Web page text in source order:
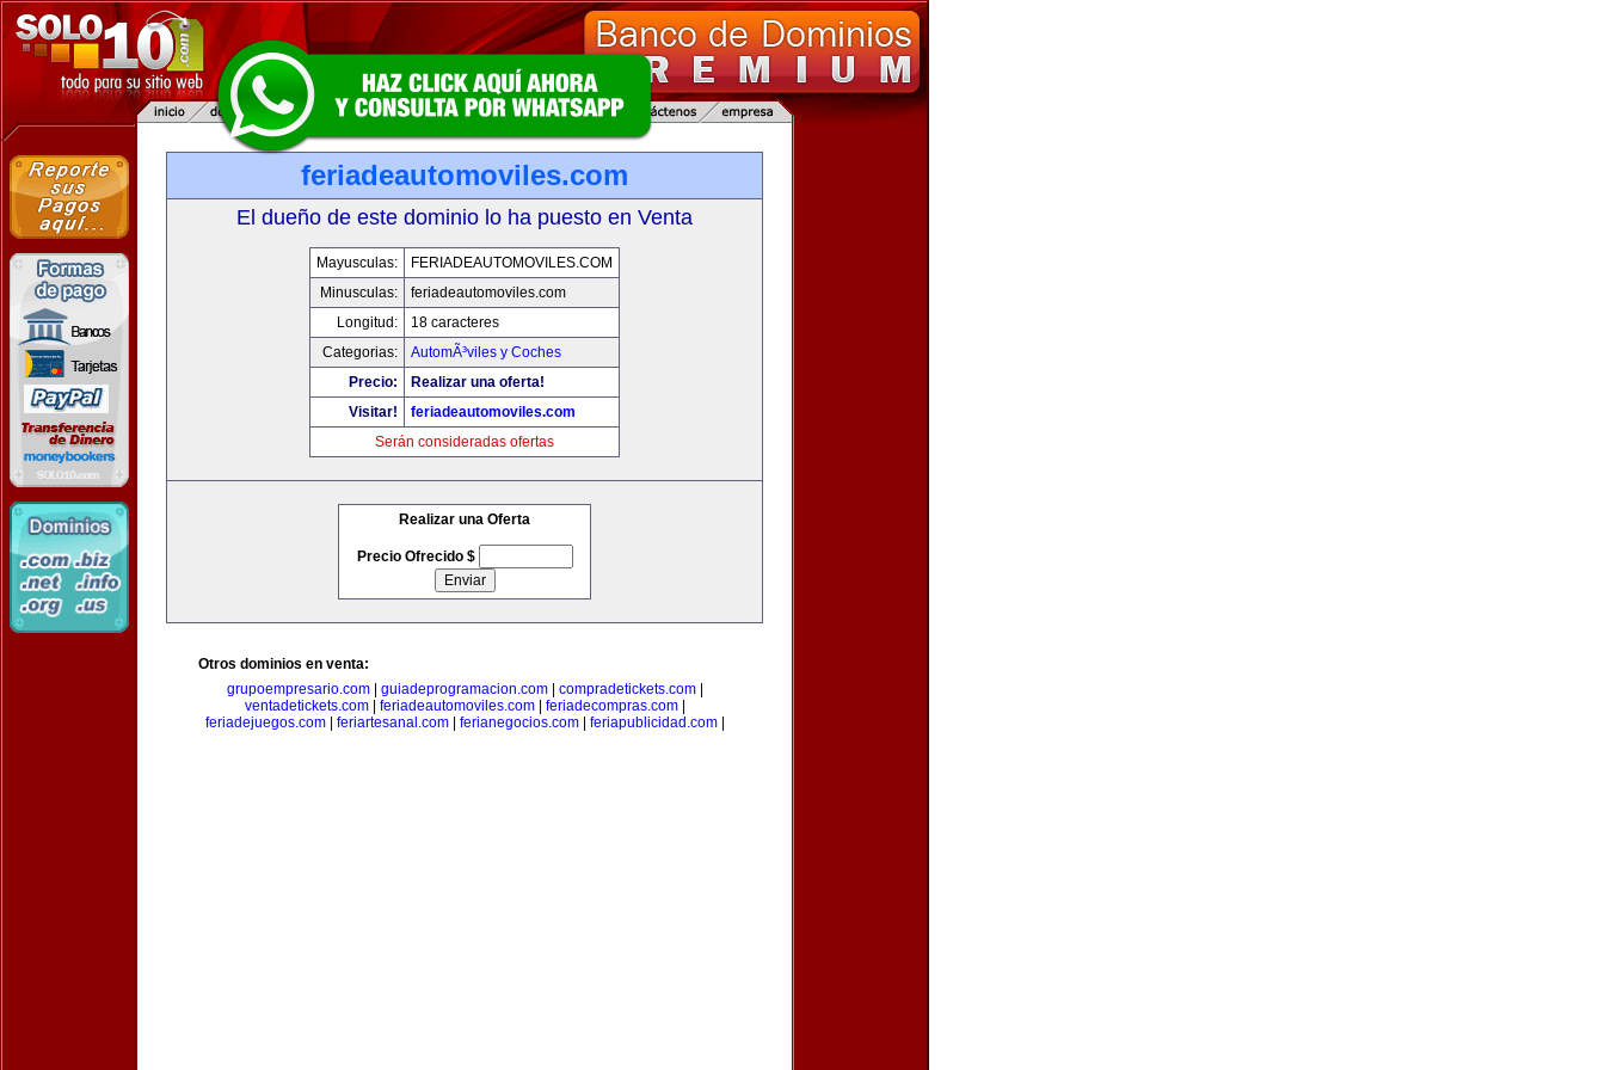
feriadeautomoviles.com
El dueño de este dominio lo ha puesto en Venta
Mayusculas:
FERIADEAUTOMOVILES.COM
Minusculas:
feriadeautomoviles.com
Longitud:
18 caracteres
Categorias:
AutomÃ³viles y Coches
Precio:
Realizar una oferta!
Visitar!
feriadeautomoviles.com
Serán consideradas ofertas
Realizar una Oferta
Precio Ofrecido $
Otros dominios en venta:
grupoempresario.com| guiadeprogramacion.com| compradetickets.com|
ventadetickets.com| feriadeautomoviles.com| feriadecompras.com|
feriadejuegos.com| feriartesanal.com| ferianegocios.com| feriapublicidad.com|